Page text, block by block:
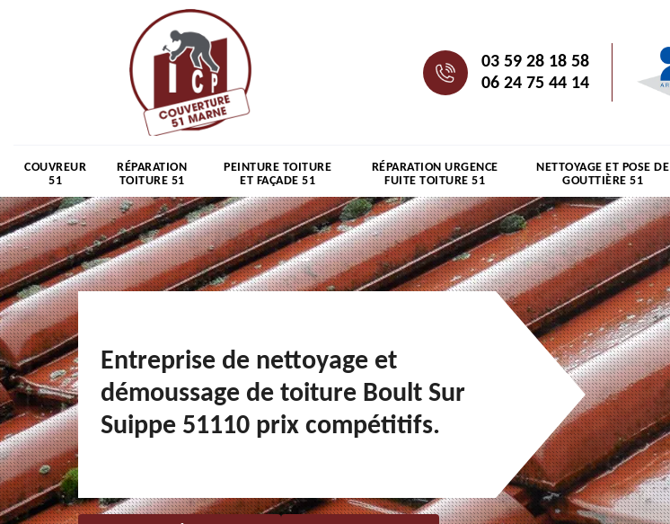
03 59 28 18 58
06 24 75 44 14
COUVREUR
51
RÉPARATION
TOITURE 51
PEINTURE TOITURE
ET FAÇADE 51
RÉPARATION URGENCE
FUITE TOITURE 51
NETTOYAGE ET POSE DE
GOUTTIÈRE 51
Entreprise de nettoyage et
démoussage de toiture Boult Sur
Suippe 51110 prix compétitifs.